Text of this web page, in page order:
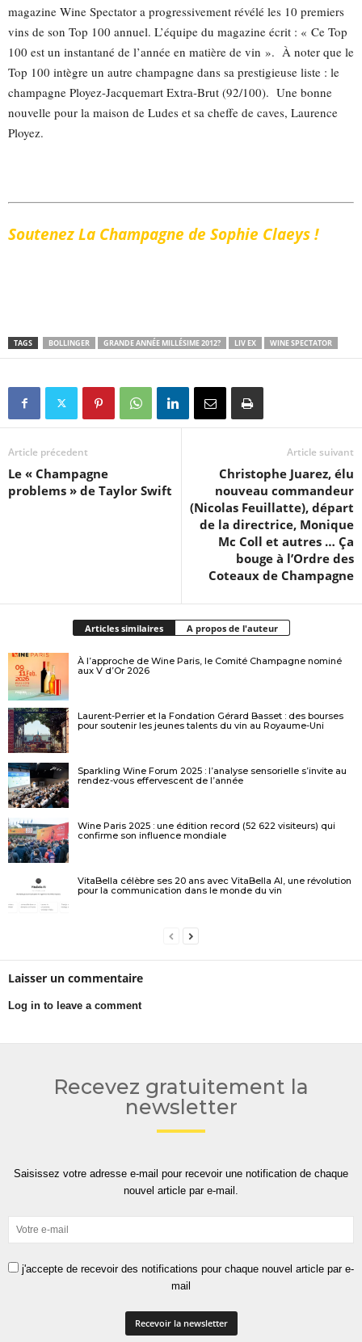
magazine Wine Spectator a progressivement révélé les 10 premiers
vins de son Top 100 annuel. L’équipe du magazine écrit : « Ce Top
100 est un instantané de l’année en matière de vin ». À noter que le
Top 100 intègre un autre champagne dans sa prestigieuse liste : le
champagne Ployez-Jacquemart Extra-Brut (92/100). Une bonne
nouvelle pour la maison de Ludes et sa cheffe de caves, Laurence
Ployez.
Soutenez La Champagne de Sophie Claeys !
TAGS BOLLINGER GRANDE ANNÉE MILLÉSIME 2012? LIV EX WINE SPECTATOR
Article précedent
Le « Champagne
problems » de Taylor Swift
Article suivant
Christophe Juarez, élu
nouveau commandeur
(Nicolas Feuillatte), départ
de la directrice, Monique
Mc Coll et autres … Ça
bouge à l’Ordre des
Coteaux de Champagne
Articles similaires A propos de l'auteur
À l’approche de Wine Paris, le Comité Champagne nominé
aux V d’Or 2026
Laurent-Perrier et la Fondation Gérard Basset : des bourses
pour soutenir les jeunes talents du vin au Royaume-Uni
Sparkling Wine Forum 2025 : l’analyse sensorielle s’invite au
rendez-vous effervescent de l’année
Wine Paris 2025 : une édition record (52 622 visiteurs) qui
confirme son influence mondiale
VitaBella célèbre ses 20 ans avec VitaBella AI, une révolution
pour la communication dans le monde du vin
Laisser un commentaire
Log in to leave a comment
Recevez gratuitement la
newsletter
Saisissez votre adresse e-mail pour recevoir une notification de chaque
nouvel article par e-mail.
j'accepte de recevoir des notifications pour chaque nouvel article par e-
mail